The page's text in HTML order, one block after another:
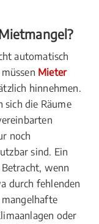
automatisch
Mieter
hinnehmen.
sich die Räume
noch
sind. Ein
wenn
durch fehlenden
mangelhafte
oder